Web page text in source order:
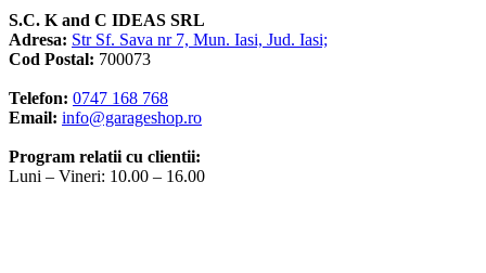
S.C. K and C IDEAS SRL
Adresa: Str Sf. Sava nr 7, Mun. Iasi, Jud. Iasi;
Cod Postal: 700073
Telefon: 0747 168 768
Email: info@garageshop.ro
Program relatii cu clientii:
Luni – Vineri: 10.00 – 16.00